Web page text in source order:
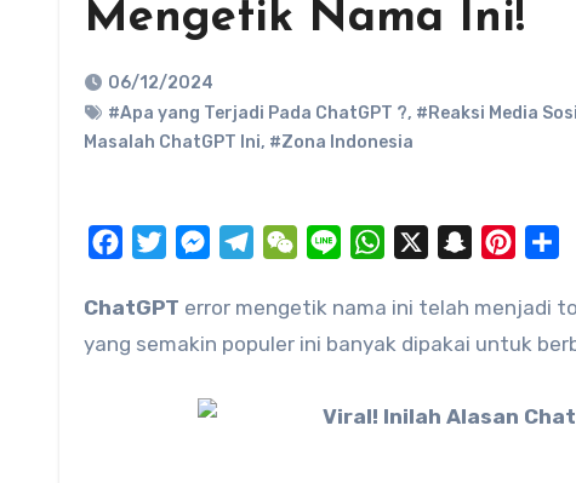
Mengetik Nama Ini!
06/12/2024
#Apa yang Terjadi Pada ChatGPT ?, #Reaksi Media
Masalah ChatGPT Ini, #Zona Indonesia
FacebookTwitterMessengerTelegramWeChat
Line WhatsApp Snapchat
ChatGPT error mengetik nama ini telah menjadi
yang semakin populer ini banyak dipakai untuk